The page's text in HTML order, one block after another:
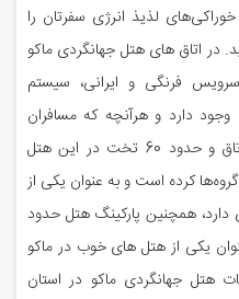
لذیذ انرژی سفرتان را
در اتاق های هتل جهانگردی ماکو
فرنگی و ایرانی، سیستم
دارد و هرآنچه که مسافران
احتیاج دارند را برطرف می‌کند. 28 اتاق و حدود 60 تخت در این هتل
کرده است و به عنوان یکی از
دارد، همچنین پارکینگ هتل حدود
یکی از هتل های خوب در ماکو
هتل جهانگردی ماکو در استان